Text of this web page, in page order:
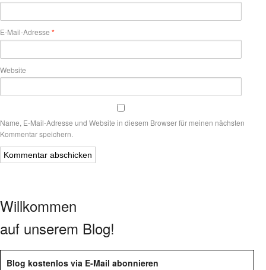
E-Mail-Adresse *
Website
Name, E-Mail-Adresse und Website in diesem Browser für meinen nächsten
Kommentar speichern.
Willkommen
auf unserem Blog!
Blog kostenlos via E-Mail abonnieren